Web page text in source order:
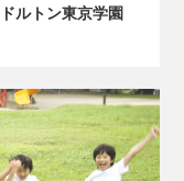
ルトン東京学園